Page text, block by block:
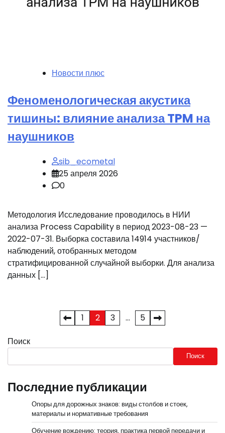
Новости плюс
Феноменологическая акустика
тишины: влияние анализа TPM на
наушников
sib_ecometal
25 апреля 2026
0
Методология Исследование проводилось в НИИ
анализа Process Capability в период 2023-08-23 —
2022-07-31. Выборка составила 14914 участников/
наблюдений, отобранных методом
стратифицированной случайной выборки. Для анализа
данных […]
Пагинация
записей
1 2 3 … 5
Поиск
Поиск
Последние публикации
Опоры для дорожных знаков: виды столбов и стоек,
материалы и нормативные требования
Обучение вождению: теория, практика первой передачи и